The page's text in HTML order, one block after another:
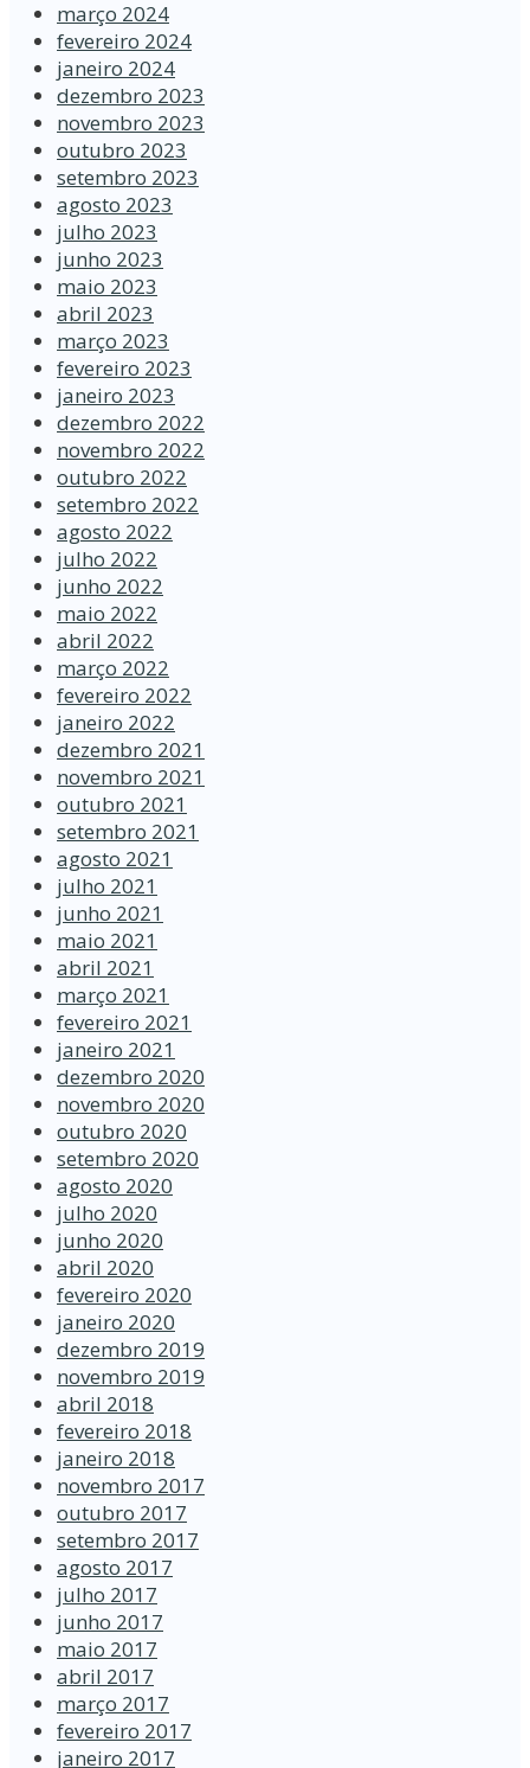
março 2024
fevereiro 2024
janeiro 2024
dezembro 2023
novembro 2023
outubro 2023
setembro 2023
agosto 2023
julho 2023
junho 2023
maio 2023
abril 2023
março 2023
fevereiro 2023
janeiro 2023
dezembro 2022
novembro 2022
outubro 2022
setembro 2022
agosto 2022
julho 2022
junho 2022
maio 2022
abril 2022
março 2022
fevereiro 2022
janeiro 2022
dezembro 2021
novembro 2021
outubro 2021
setembro 2021
agosto 2021
julho 2021
junho 2021
maio 2021
abril 2021
março 2021
fevereiro 2021
janeiro 2021
dezembro 2020
novembro 2020
outubro 2020
setembro 2020
agosto 2020
julho 2020
junho 2020
abril 2020
fevereiro 2020
janeiro 2020
dezembro 2019
novembro 2019
abril 2018
fevereiro 2018
janeiro 2018
novembro 2017
outubro 2017
setembro 2017
agosto 2017
julho 2017
junho 2017
maio 2017
abril 2017
março 2017
fevereiro 2017
janeiro 2017